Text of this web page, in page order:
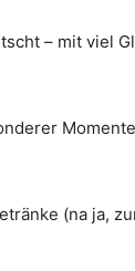
– mit viel
(na ja,